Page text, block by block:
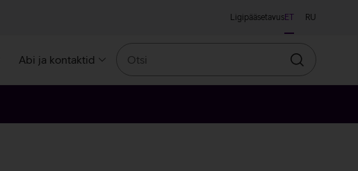
LigipääsetavusET RU
Abi ja kontaktid
Otsin